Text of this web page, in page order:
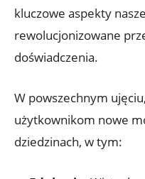
kluczowe aspekty
rewolucjonizowane
doświadczenia.
W powszechnym
użytkownikom nowe
dziedzinach, w tym: